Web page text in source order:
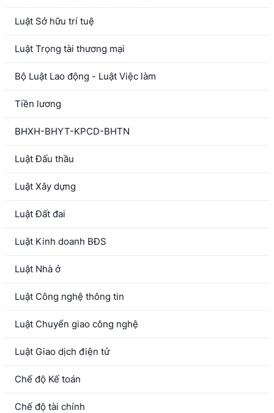
Luật Sở hữu trí tuệ
Luật Trọng tài thương mại
Bộ Luật Lao động - Luật Việc làm
Tiền lương
BHXH-BHYT-KPCD-BHTN
Luật Đấu thầu
Luật Xây dựng
Luật Đất đai
Luật Kinh doanh BĐS
Luật Nhà ở
Luật Công nghệ thông tin
Luật Chuyển giao công nghệ
Luật Giao dịch điện tử
Chế độ Kế toán
Chế độ tài chính